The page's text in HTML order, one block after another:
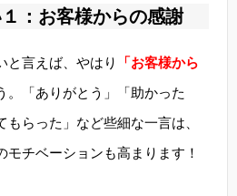
：お客様からの感謝
と言えば、やはり
「お客様から
。「ありがとう」「助かった
らった」など些細な一言は、
モチベーションも高まります！